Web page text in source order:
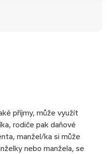
příjmy, může využít
rodiče pak daňové
manžel/ka si může
nebo manžela, se